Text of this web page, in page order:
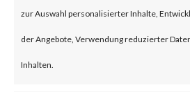
zur Auswahl personalisierter Inhalte,
der Angebote, Verwendung reduzierter
Inhalten.
capable of
of tasks such as
system information